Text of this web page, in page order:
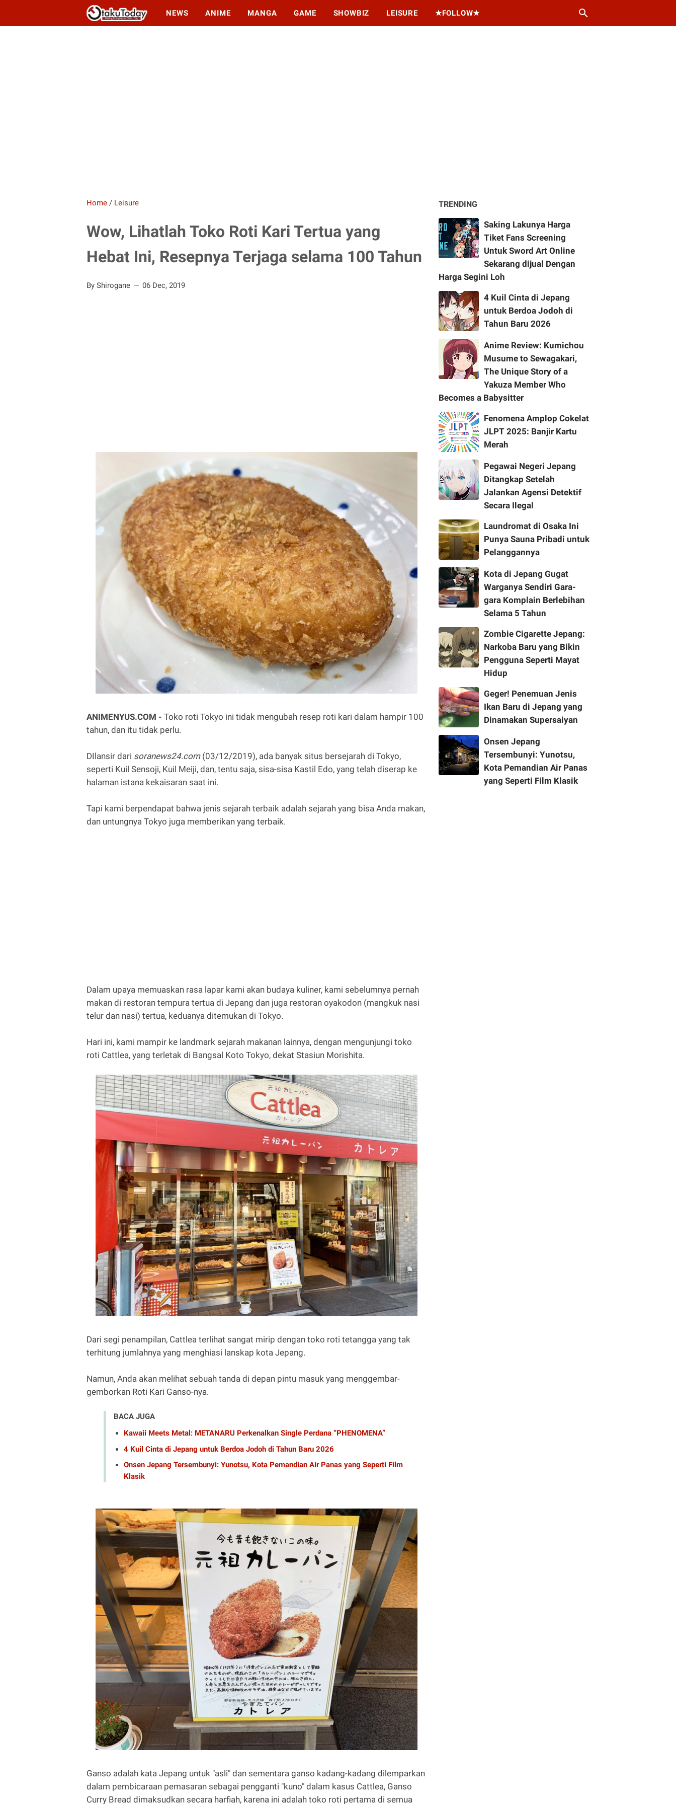
NEWS ANIME MANGA GAME SHOWBIZ LEISURE ★FOLLOW★
Home / Leisure
Wow, Lihatlah Toko Roti Kari Tertua yang
Hebat Ini, Resepnya Terjaga selama 100 Tahun
By Shirogane 06 Dec, 2019
ANIMENYUS.COM - Toko roti Tokyo ini tidak mengubah resep roti kari dalam hampir 100
tahun, dan itu tidak perlu.
DIlansir dari soranews24.com(03/12/2019), ada banyak situs bersejarah di Tokyo,
seperti Kuil Sensoji, Kuil Meiji, dan, tentu saja, sisa-sisa Kastil Edo, yang telah diserap ke
halaman istana kekaisaran saat ini.
Tapi kami berpendapat bahwa jenis sejarah terbaik adalah sejarah yang bisa Anda makan,
dan untungnya Tokyo juga memberikan yang terbaik.
Dalam upaya memuaskan rasa lapar kami akan budaya kuliner, kami sebelumnya pernah
makan di restoran tempura tertua di Jepang dan juga restoran oyakodon (mangkuk nasi
telur dan nasi) tertua, keduanya ditemukan di Tokyo.
Hari ini, kami mampir ke landmark sejarah makanan lainnya, dengan mengunjungi toko
roti Cattlea, yang terletak di Bangsal Koto Tokyo, dekat Stasiun Morishita.
Dari segi penampilan, Cattlea terlihat sangat mirip dengan toko roti tetangga yang tak
terhitung jumlahnya yang menghiasi lanskap kota Jepang.
Namun, Anda akan melihat sebuah tanda di depan pintu masuk yang menggembar-
gemborkan Roti Kari Ganso-nya.
BACA JUGA
Kawaii Meets Metal: METANARU Perkenalkan Single Perdana “PHENOMENA”
4 Kuil Cinta di Jepang untuk Berdoa Jodoh di Tahun Baru 2026
Onsen Jepang Tersembunyi: Yunotsu, Kota Pemandian Air Panas yang Seperti Film
Klasik
Ganso adalah kata Jepang untuk "asli" dan sementara ganso kadang-kadang dilemparkan
dalam pembicaraan pemasaran sebagai pengganti "kuno" dalam kasus Cattlea, Ganso
Curry Bread dimaksudkan secara harfiah, karena ini adalah toko roti pertama di semua
TRENDING
Saking Lakunya Harga
Tiket Fans Screening
Untuk Sword Art Online
Sekarang dijual Dengan
Harga Segini Loh
4 Kuil Cinta di Jepang
untuk Berdoa Jodoh di
Tahun Baru 2026
Anime Review: Kumichou
Musume to Sewagakari,
The Unique Story of a
Yakuza Member Who
Becomes a Babysitter
Fenomena Amplop Cokelat
JLPT 2025: Banjir Kartu
Merah
Pegawai Negeri Jepang
Ditangkap Setelah
Jalankan Agensi Detektif
Secara Ilegal
Laundromat di Osaka Ini
Punya Sauna Pribadi untuk
Pelanggannya
Kota di Jepang Gugat
Warganya Sendiri Gara-
gara Komplain Berlebihan
Selama 5 Tahun
Zombie Cigarette Jepang:
Narkoba Baru yang Bikin
Pengguna Seperti Mayat
Hidup
Geger! Penemuan Jenis
Ikan Baru di Jepang yang
Dinamakan Supersaiyan
Onsen Jepang
Tersembunyi: Yunotsu,
Kota Pemandian Air Panas
yang Seperti Film Klasik